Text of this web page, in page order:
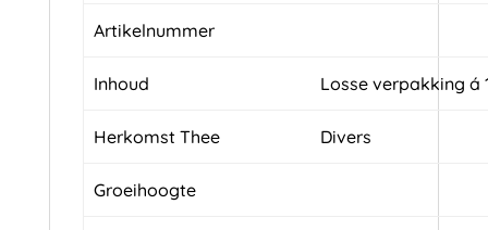
Artikelnummer
Inhoud Losse verpakking á
Herkomst Thee Divers
Groeihoogte